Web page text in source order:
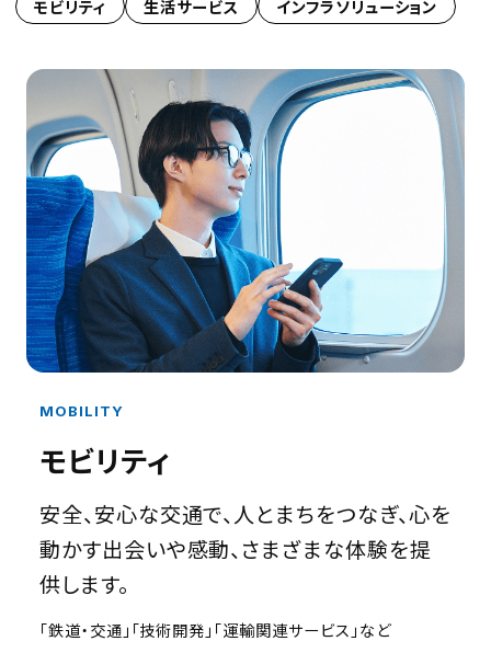
モビリティ 生活サービス インフラソリューション
MOBILITY
モビリティ
安全、安心な交通で、人とまちをつなぎ、心を
動かす出会いや感動、さまざまな体験を提
供します。
「鉄道・交通」「技術開発」「運輸関連サービス」など